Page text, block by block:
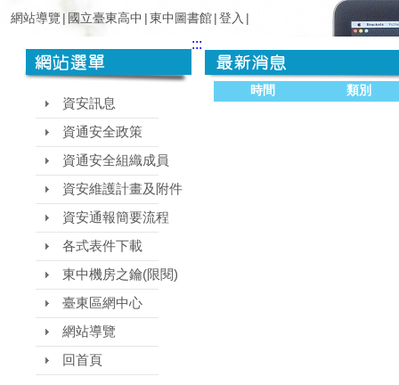
網站導覽 | 國立臺東高中 |東中圖書館|登入 |
資安訊息
資通安全政策
資通安全組織成員
資安維護計畫及附件
資安通報簡要流程
各式表件下載
東中機房之鑰(限閱)
臺東區網中心
網站導覽
回首頁
:::
時間 類別